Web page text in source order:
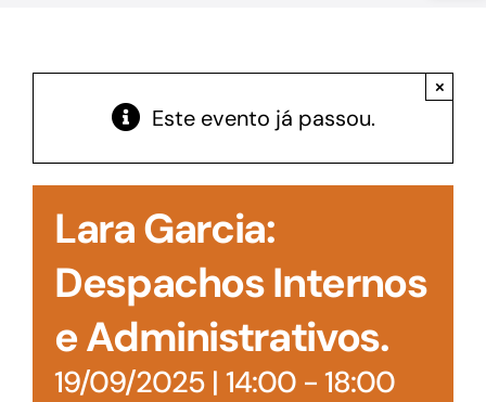
Acesso à Informação
Este evento já passou.
×
Lara Garcia:
Despachos Internos
e Administrativos.
19/09/2025 | 14:00- 18:00